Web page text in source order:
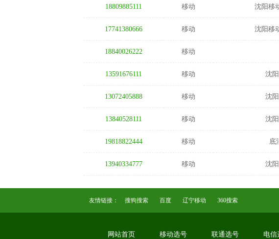
18809885111 移动 沈阳移
17741380666 移动 沈阳移
18840026222 移动
13591676111 移动 沈
13072405888 移动 沈
13840528111 移动 沈
19818822444 移动 底
13940334777 移动 沈
友情链接： 搜狗搜索 百度 辽宁移动 360搜索
网站首页 移动选号 联通选号 电信